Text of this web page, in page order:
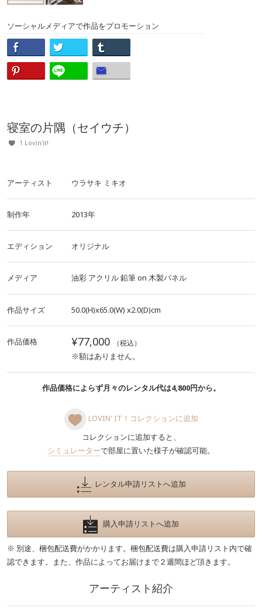
ソーシャルメディアで作品をプロモーション
寝室の片隅（セイウチ）
1 Lovin'it!
アーティスト ウラサキ ミキオ
制作年 2013年
エディション オリジナル
メディア 油彩 アクリル鉛筆on 木製パネル
作品サイズ 50.0(H)x65.0(W) x2.0(D)cm
作品価格 ¥77,000 （税込）
※額はありません。
作品価格によらず月々のレンタル代は4,800円から。
LOVIN' IT！コレクションに追加
コレクションに追加すると、
シミュレーターで部屋に置いた様子が確認可能。
レンタル申請リストへ追加
購入申請リストへ追加
※ 別途、梱包配送費がかかります。梱包配送費は購入申請リスト内で確
認できます。また、作品によってお届けまで２週間ほど頂きます。
アーティスト紹介